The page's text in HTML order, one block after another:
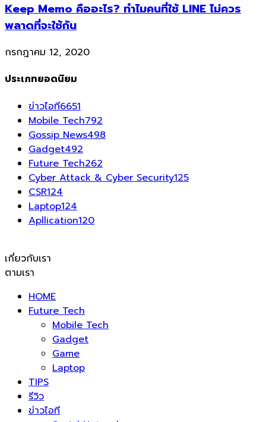
Keep Memo คืออะไร? ทำไมคนที่ใช้ LINE ไม่ควร
พลาดที่จะใช้กัน
กรกฎาคม 12, 2020
ประเภทยอดนิยม
ข่าวไอที6651
Mobile Tech792
Gossip News498
Gadget492
Future Tech262
Cyber Attack & Cyber Security125
CSR124
Laptop124
Apllication120
เกี่ยวกับเรา
ตามเรา
HOME
Future Tech
Mobile Tech
Gadget
Game
Laptop
TIPS
รีวิว
ข่าวไอที